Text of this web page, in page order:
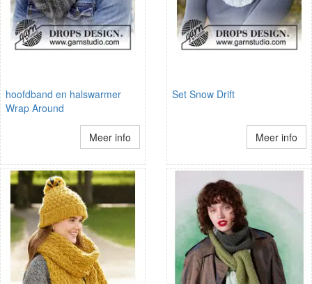
hoofdband en halswarmer
Wrap Around
Meer info
Set Snow Drift
Meer info